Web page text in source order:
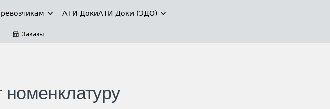
АТИ-ДокиАТИ-Доки (ЭДО)
Заказы